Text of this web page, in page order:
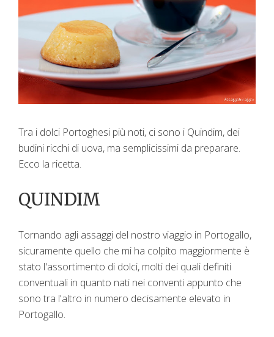
Tra i dolci Portoghesi più noti, ci sono i Quindim, dei
budini ricchi di uova, ma semplicissimi da preparare.
Ecco la ricetta.
QUINDIM
Tornando agli assaggi del nostro viaggio in Portogallo,
sicuramente quello che mi ha colpito maggiormente è
stato l'assortimento di dolci, molti dei quali definiti
conventuali in quanto nati nei conventi appunto che
sono tra l'altro in numero decisamente elevato in
Portogallo.